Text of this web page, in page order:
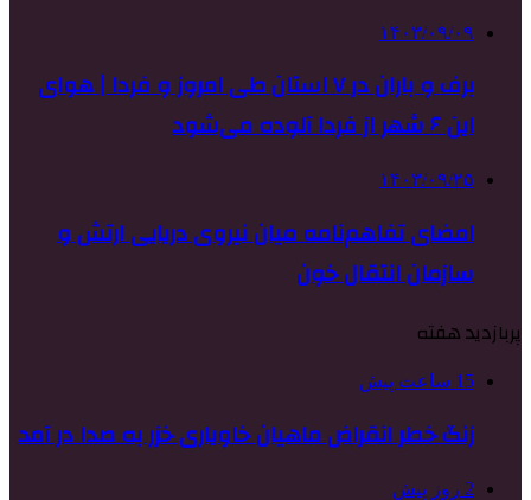
۱۴۰۳/۰۹/۰۹
برف و باران در ۷ استان طی امروز و فردا | هوای
این ۶ شهر از فردا آلوده می‌شود
۱۴۰۳/۰۹/۲۵
امضای تفاهم‌نامه میان نیروی دریایی ارتش و
سازمان انتقال خون
پربازدید هفته
15 ساعت پیش
زنگ خطر انقراض ماهیان خاویاری خزر به صدا در آمد
2 روز پیش